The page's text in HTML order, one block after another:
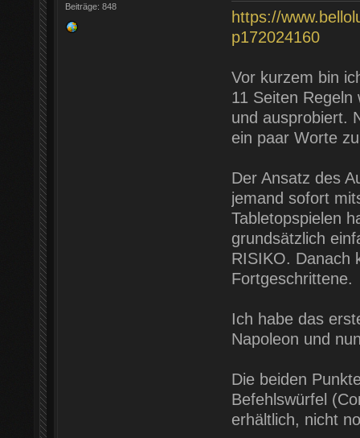
Beiträge: 848
https://
p172024160
Vor kurzem bin
11 Seiten
und ausprobiert.
ein paar Worte
Der Ansatz des
jemand sofort
Tabletopspielen
grundsätzlich
RISIKO. Danach
Fortgeschrittene.
Ich habe das
Napoleon und
Die beiden
Befehlswürfel
erhältlich, nicht